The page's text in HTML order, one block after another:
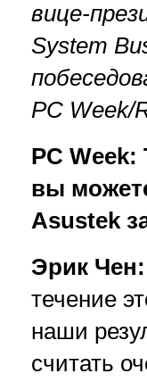
вице-
System
PC Week/
PC Week:
вы
Asustek
Эрик Чен:
течение
наши
считать